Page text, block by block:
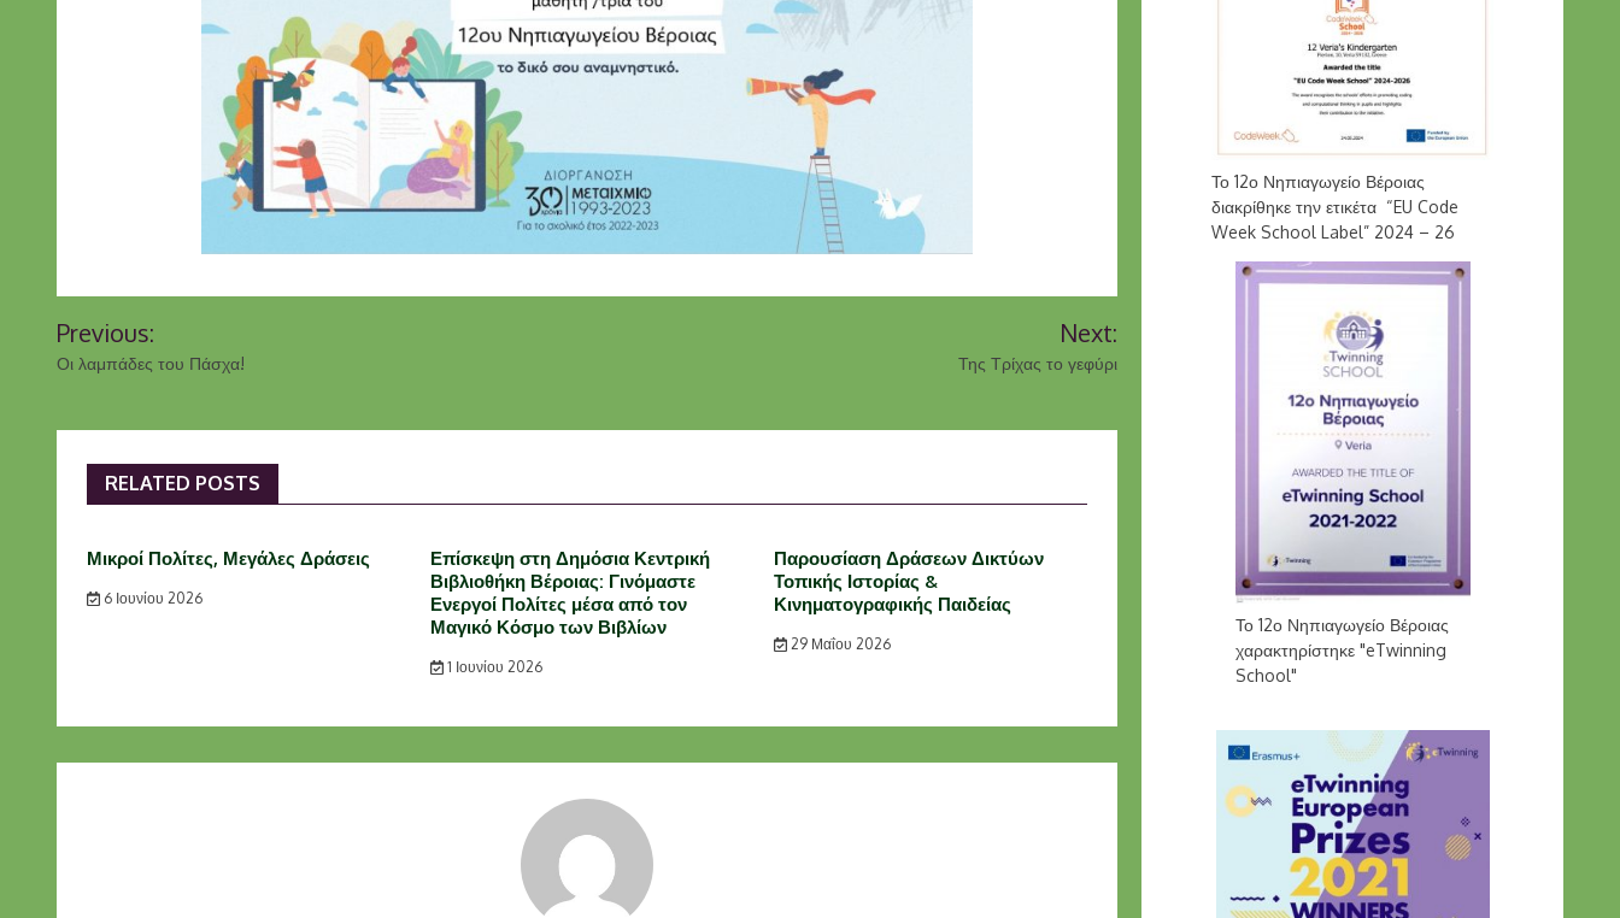
Previous:
Οι λαμπάδες του Πάσχα!
Next:
Της Τρίχας το γεφύρι
RELATED POSTS
Μικροί Πολίτες, Μεγάλες Δράσεις
6 Ιουνίου 2026
Επίσκεψη στη Δημόσια Κεντρική
Βιβλιοθήκη Βέροιας: Γινόμαστε
Ενεργοί Πολίτες μέσα από τον
Μαγικό Κόσμο των Βιβλίων
1 Ιουνίου 2026
Παρουσίαση Δράσεων Δικτύων
Τοπικής Ιστορίας &
Κινηματογραφικής Παιδείας
29 Μαΐου 2026
Το 12ο Νηπιαγωγείο Βέροιας
διακρίθηκε την ετικέτα “EU Code
Week School Label” 2024 – 26
Το 12ο Νηπιαγωγείο Βέροιας
χαρακτηρίστηκε "eTwinning
School"